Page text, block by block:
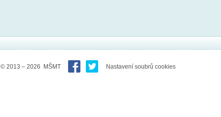
© 2013 – 2026 MŠMT Nastavení soubrů cookies